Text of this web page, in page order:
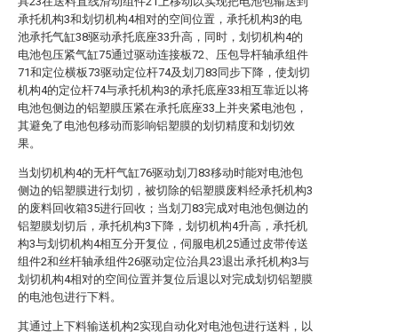
承托机构3和划切机构4相对的空间位置，承托机构3的电
池承托气缸38驱动承托底座33升高，同时，划切机构4的
电池包压紧气缸75通过驱动连接板72、压包导杆轴承组件
71和定位横板73驱动定位杆74及划刀83同步下降，使划切
机构4的定位杆74与承托机构3的承托底座33相互靠近以将
电池包侧边的铝塑膜压紧在承托底座33上并夹紧电池包，
其避免了电池包移动而影响铝塑膜的划切精度和划切效
果。
当划切机构4的无杆气缸76驱动划刀83移动时能对电池包
侧边的铝塑膜进行划切，被切除的铝塑膜废料经承托机构3
的废料回收箱35进行回收；当划刀83完成对电池包侧边的
铝塑膜划切后，承托机构3下降，划切机构4升高，承托机
构3与划切机构4相互分开复位，伺服电机25通过皮带传送
组件2和丝杆轴承组件26驱动定位治具23退出承托机构3与
划切机构4相对的空间位置并复位后退以对完成划切铝塑膜
的电池包进行下料。
其通过上下料输送机构2实现自动化对电池包进行送料，以